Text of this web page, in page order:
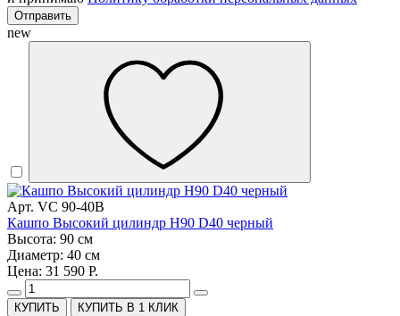
Отправить
new
Арт. VC 90-40B
Кашпо Высокий цилиндр H90 D40 черный
Высота: 90 см
Диаметр: 40 см
Цена: 31 590 Р.
КУПИТЬ В 1 КЛИК